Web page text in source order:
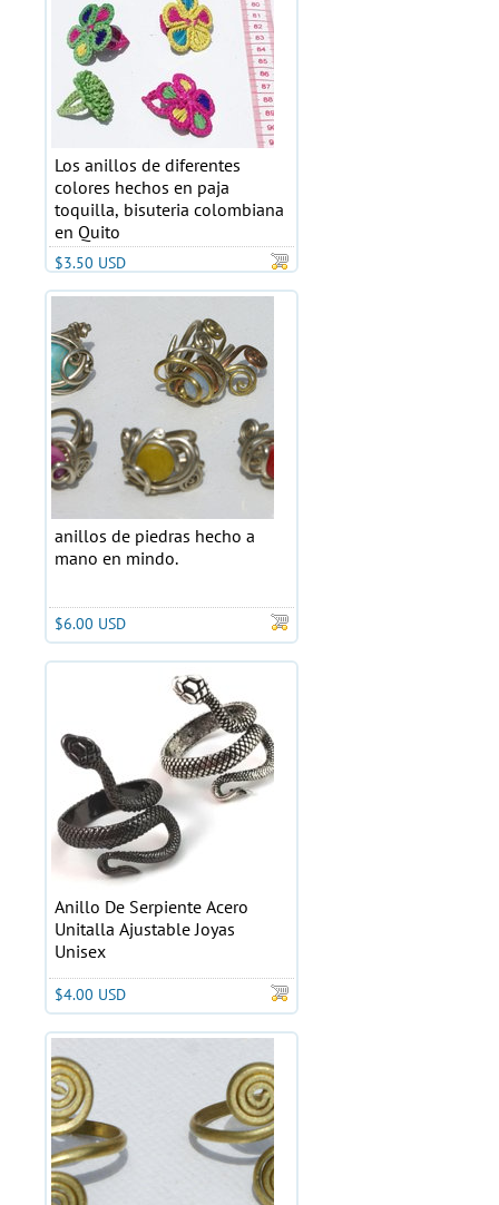
Los anillos de diferentes
colores hechos en paja
toquilla, bisuteria colombiana
en Quito
$3.50 USD
anillos de piedras hecho a
mano en mindo.
$6.00 USD
Anillo De Serpiente Acero
Unitalla Ajustable Joyas
Unisex
$4.00 USD